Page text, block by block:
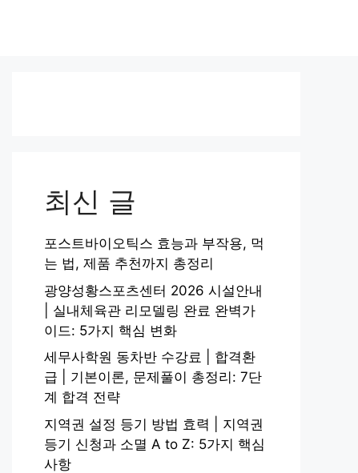
최신 글
포스트바이오틱스 효능과 부작용, 먹
는 법, 제품 추천까지 총정리
광양성황스포츠센터 2026 시설안내
| 실내체육관 리모델링 완료 완벽가
이드: 5가지 핵심 변화
세무사학원 동차반 수강료 | 합격환
급 | 기본이론, 문제풀이 총정리: 7단
계 합격 전략
지역권 설정 등기 방법 효력 | 지역권
등기 신청과 소멸 A to Z: 5가지 핵심
사항